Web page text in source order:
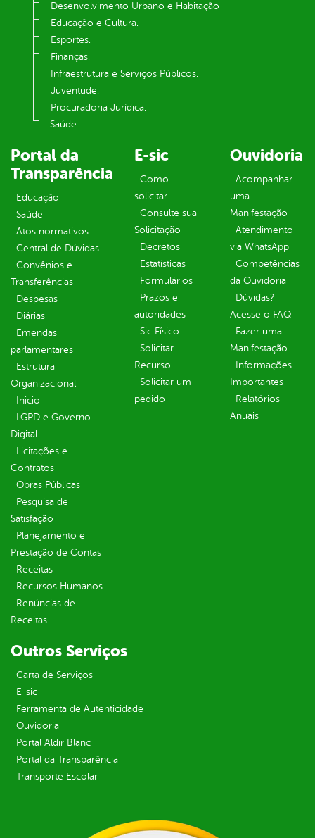
Desenvolvimento Urbano e Habitação
Educação e Cultura.
Esportes.
Finanças.
Infraestrutura e Serviços Públicos.
Juventude.
Procuradoria Jurídica.
Saúde.
Portal da
Transparência
Educação
Saúde
Atos normativos
Central de Dúvidas
Convênios e
Transferências
Despesas
Diárias
Emendas
parlamentares
Estrutura
Organizacional
Inicio
LGPD e Governo
Digital
Licitações e
Contratos
Obras Públicas
Pesquisa de
Satisfação
Planejamento e
Prestação de Contas
Receitas
Recursos Humanos
Renúncias de
Receitas
E-sic
Como
solicitar
Consulte sua
Solicitação
Decretos
Estatísticas
Formulários
Prazos e
autoridades
Sic Físico
Solicitar
Recurso
Solicitar um
pedido
Ouvidoria
Acompanhar
uma
Manifestação
Atendimento
via WhatsApp
Competências
da Ouvidoria
Dúvidas?
Acesse o FAQ
Fazer uma
Manifestação
Informações
Importantes
Relatórios
Anuais
Outros Serviços
Carta de Serviços
E-sic
Ferramenta de Autenticidade
Ouvidoria
Portal Aldir Blanc
Portal da Transparência
Transporte Escolar